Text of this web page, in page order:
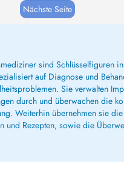
Nächste Seite
sind Schlüsselfiguren
auf Diagnose und
Sie verwalten
durch und überwachen die
Weiterhin übernehmen sie
und Rezepten, sowie die